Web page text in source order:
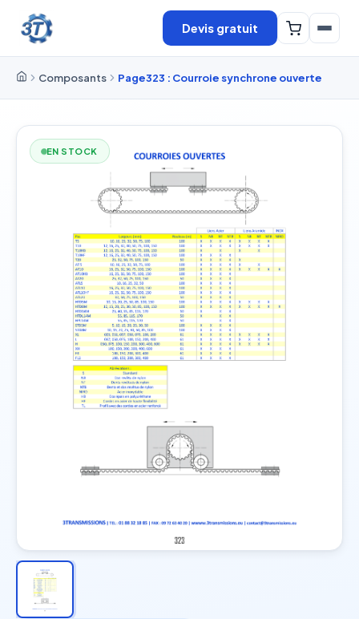
Devis gratuit
Composants Page323 : Courroie synchrone ouverte
EN STOCK